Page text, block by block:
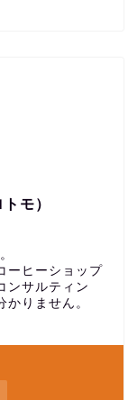
モ）
ーヒーショップ
ンサルティン
りません。